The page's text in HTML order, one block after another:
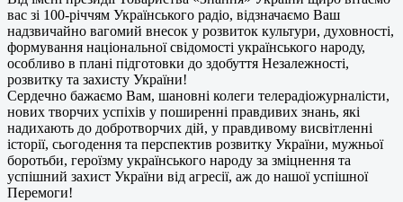
вас зі 100-річчям Українського радіо, відзначаємо Ваш
надзвичайно вагомий внесок у розвиток культури, духовності,
формування національної свідомості українського народу,
особливо в плані підготовки до здобуття Незалежності,
розвитку та захисту України!
Сердечно бажаємо Вам, шановні колеги телерадіожурналісти,
нових творчих успіхів у поширенні правдивих знань, які
надихають до добротворчих дій, у правдивому висвітленні
історії, сьогодення та перспектив розвитку України, мужньої
боротьби, героїзму українського народу за зміцнення та
успішний захист України від агресії, аж до нашої успішної
Перемоги!